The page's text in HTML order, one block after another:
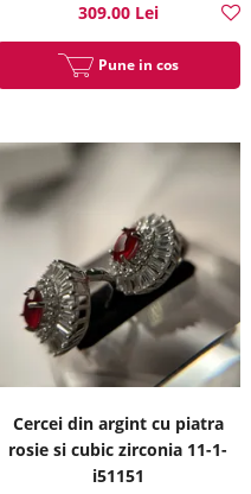
309.00 Lei
Pune in cos
Cercei din argint cu piatra
rosie si cubic zirconia 11-1-
i51151